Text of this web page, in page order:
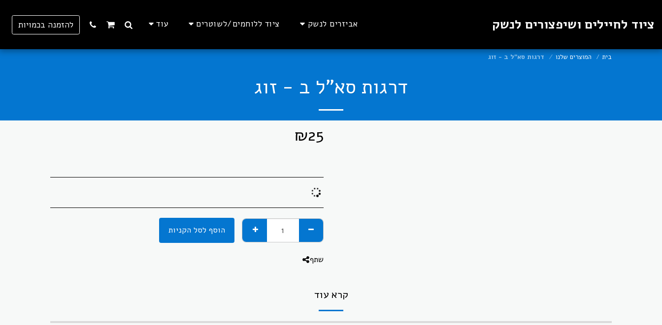
ציוד לחיילים ושיפצורים לנשק אביזרים לנשק ציוד ללוחמים/לשוטרים עוד להזמנה בכמויות
בית המוצרים שלנו דרגות סא"ל ב - זוג
דרגות סא"ל ב - זוג
₪25
הוסף לסל הקניות
שתף
קרא עוד